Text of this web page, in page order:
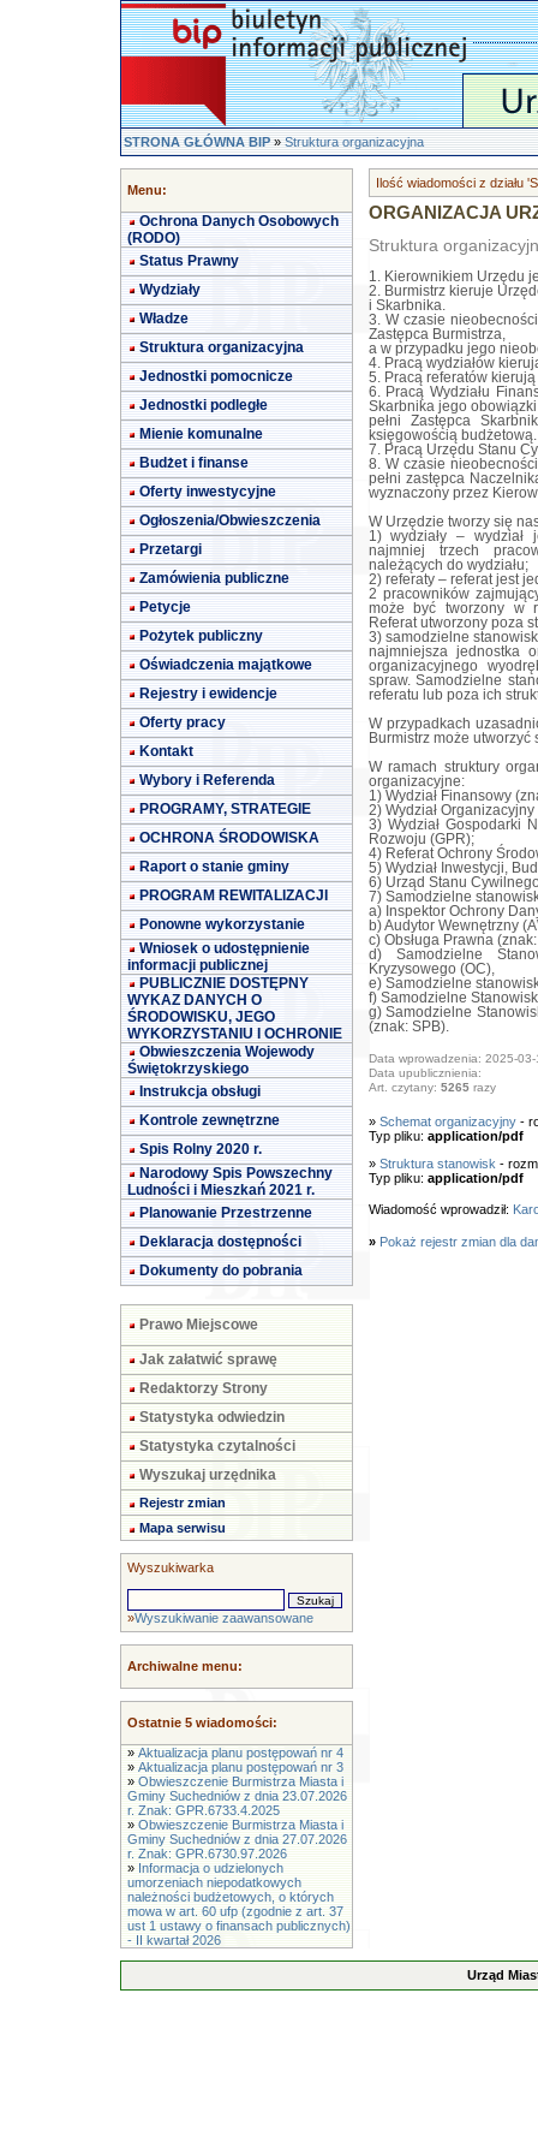
STRONA GŁÓWNA BIP»Struktura organizacyjna
Menu:
Ochrona Danych Osobowych
(RODO)
Status Prawny
Wydziały
Władze
Struktura organizacyjna
Jednostki pomocnicze
Jednostki podległe
Mienie komunalne
Budżet i finanse
Oferty inwestycyjne
Ogłoszenia/Obwieszczenia
Przetargi
Zamówienia publiczne
Petycje
Pożytek publiczny
Oświadczenia majątkowe
Rejestry i ewidencje
Oferty pracy
Kontakt
Wybory i Referenda
PROGRAMY, STRATEGIE
OCHRONA ŚRODOWISKA
Raport o stanie gminy
PROGRAM REWITALIZACJI
Ponowne wykorzystanie
Wniosek o udostępnienie
informacji publicznej
PUBLICZNIE DOSTĘPNY
WYKAZ DANYCH O
ŚRODOWISKU, JEGO
WYKORZYSTANIU I OCHRONIE
Obwieszczenia Wojewody
Świętokrzyskiego
Instrukcja obsługi
Kontrole zewnętrzne
Spis Rolny 2020 r.
Narodowy Spis Powszechny
Ludności i Mieszkań 2021 r.
Planowanie Przestrzenne
Deklaracja dostępności
Dokumenty do pobrania
Prawo Miejscowe
Jak załatwić sprawę
Redaktorzy Strony
Statystyka odwiedzin
Statystyka czytalności
Wyszukaj urzędnika
Rejestr zmian
Mapa serwisu
Wyszukiwarka
»Wyszukiwanie zaawansowane
Archiwalne menu:
Ostatnie 5 wiadomości:
» Aktualizacja planu postępowań nr 4
» Aktualizacja planu postępowań nr 3
» Obwieszczenie Burmistrza Miasta i
Gminy Suchedniów z dnia 23.07.2026
r. Znak: GPR.6733.4.2025
» Obwieszczenie Burmistrza Miasta i
Gminy Suchedniów z dnia 27.07.2026
r. Znak: GPR.6730.97.2026
» Informacja o udzielonych
umorzeniach niepodatkowych
należności budżetowych, o których
mowa w art. 60 ufp (zgodnie z art. 37
ust 1 ustawy o finansach publicznych)
- II kwartał 2026
Ilość wiadomości z działu
ORGANIZACJA
Struktura
1. Kierownikiem Urzędu
2. Burmistrz kieruje
i Skarbnika.
3. W czasie
Zastępca Burmistrza,
a w przypadku jego
4. Pracą wydziałów
5. Pracą referatów
6. Pracą Wydziału
Skarbnika jego obowiązki
pełni Zastępca
księgowością budżetową.
7. Pracą Urzędu Stanu
8. W czasie
pełni zastępca
wyznaczony przez
W Urzędzie tworzy się
1) wydziały – wydział
najmniej trzech
należących do wydziału;
2) referaty – referat jest
2 pracowników
może być tworzony w
Referat utworzony poza
3) samodzielne
najmniejsza jednostka
organizacyjnego
spraw. Samodzielne
referatu lub poza ich
W przypadkach
Burmistrz może utworzyć
W ramach struktury
organizacyjne:
1) Wydział Finansowy
2) Wydział Organizacyjny
3) Wydział Gospodarki
Rozwoju (GPR);
4) Referat Ochrony
5) Wydział Inwestycji,
6) Urząd Stanu
7) Samodzielne
a) Inspektor Ochrony
b) Audytor Wewnętrzny
c) Obsługa Prawna
d) Samodzielne
Kryzysowego (OC),
e) Samodzielne
f) Samodzielne
g) Samodzielne
(znak: SPB).
Data wprowadzenia: 2025-
Data upublicznienia:
Art. czytany: 5265razy
» Schemat organizacyjny-
Typ pliku: application/pdf
» Struktura stanowisk -
Typ pliku: application/pdf
Wiadomość wprowadził:
» Pokaż rejestr zmian dla
Urząd